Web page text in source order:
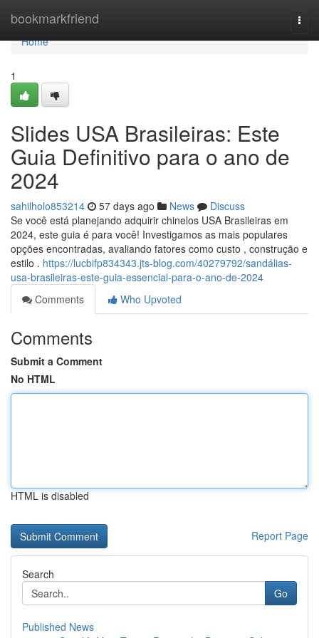
bookmarkfriend
Home
Home
1
Slides USA Brasileiras: Este
Guia Definitivo para o ano de
2024
sahilholo853214 57 days ago News
Discuss
Se você está planejando adquirir chinelos USA Brasileiras em
2024, este guia é para você! Investigamos as mais populares
opções encontradas, avaliando fatores como custo , construção e
estilo . https://lucbifp834343.jts-blog.com/40279792/sandálias-
usa-brasileiras-este-guia-essencial-para-o-ano-de-2024
Comments
Who Upvoted
Comments
Submit a Comment
No HTML
HTML is disabled
Report Page
Search
Go
Published News